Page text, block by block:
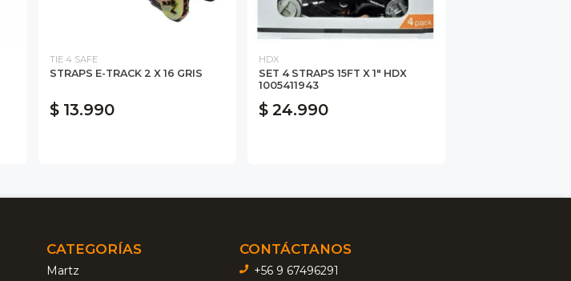
TIE 4 SAFE
STRAPS E-TRACK 2 X 16 GRIS
$ 13.990
HDX
SET 4 STRAPS 15FT X 1" HDX
1005411943
$ 24.990
CATEGORÍAS
Martz
CONTÁCTANOS
+56 9 67496291